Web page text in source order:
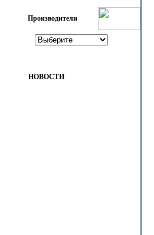
Производители
НОВОСТИ